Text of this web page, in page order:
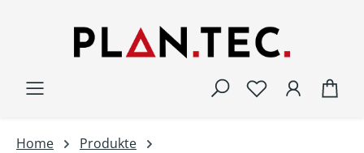
Home
Produkte